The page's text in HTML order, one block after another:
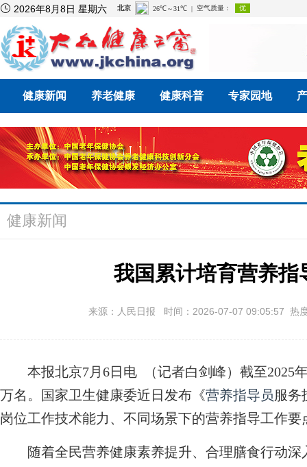
 2026年8月8日 星期六
健康新闻 养老健康 健康科普 专家园地
健康新闻
我国累计培育营养指
来源：人民日报 时间：2026-07-07 09:05:57 热
本报北京7月6日电 （记者白剑峰）截至2025
万名。国家卫生健康委近日发布《营养指导员服务
岗位工作技术能力、不同场景下的营养指导工作
随着全民营养健康素养提升、合理膳食行动深